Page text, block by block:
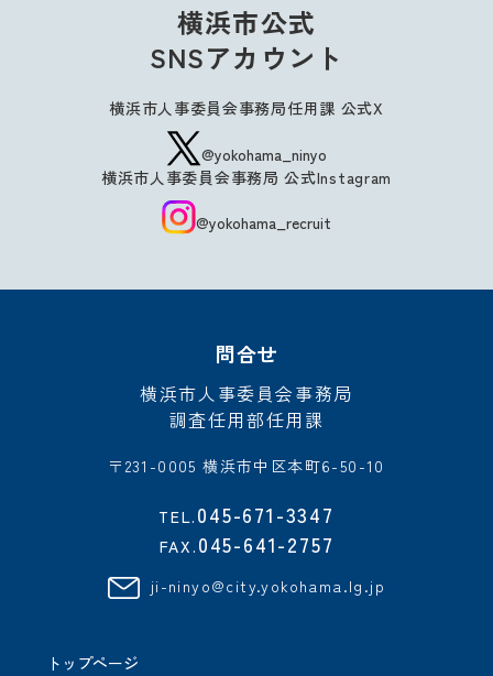
横浜市公式
SNSアカウント
横浜市人事委員会事務局任用課 公式X
@yokohama_ninyo
横浜市人事委員会事務局 公式Instagram
@yokohama_recruit
トップページ
問合せ
横浜市人事委員会事務局
調査任用部任用課
〒231-0005 横浜市中区本町6-50-10
TEL. 045-671-3347
FAX. 045-641-2757
ji-ninyo@city.yokohama.lg.jp